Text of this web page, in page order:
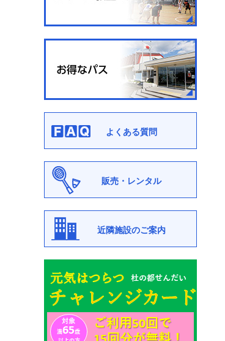
よくある質問
販売・レンタル
近隣施設のご案内